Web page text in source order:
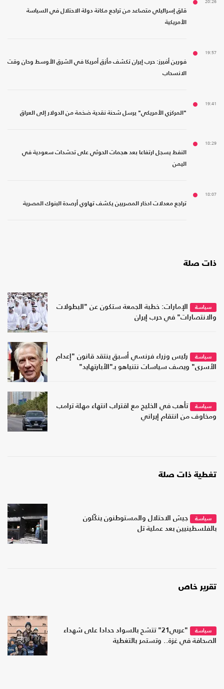
20:26
قلق إسرائيلي متصاعد من تراجع مكانة دولة الاحتلال في السياسة
الأمريكية
19:57
فورين أفيرز: حرب إيران تكشف مأزق أمريكا في الشرق الأوسط وحان وقت
الانسحاب
19:41
"المركزي الأمريكي" يرسل شحنة نقدية ضخمة من الدولار إلى العراق
18:29
النفط يسجل ارتفاعا بعد هجمات الحوثي على تحشدات سعودية في
اليمن
18:07
تراجع معدلات ادخار المصريين يكشف تهاوي أرصدة البنوك المصرية
ذات صلة
سياسة
الإمارات: خطبة الجمعة ستكون عن "البطولات
والانتصارات" في حرب إيران
سياسة
رئيس وزراء فرنسي أسبق ينتقد قانون "إعدام
الأسرى" ويصف سياسات نتنياهو بـ"الأبارتهايد"
سياسة
تأهب في الخليج مع اقتراب انتهاء مهلة ترامب
ومخاوف من انتقام إيراني
تغطية ذات صلة
سياسة
جيش الاحتلال والمستوطنون ينكّلون
بالفلسطينيين بعد عملية تل
تقرير خاص
سياسة
"عربي21" تتشح بالسواد حدادا على شهداء
الصحافة في غزة.. وتستمر بالتغطية